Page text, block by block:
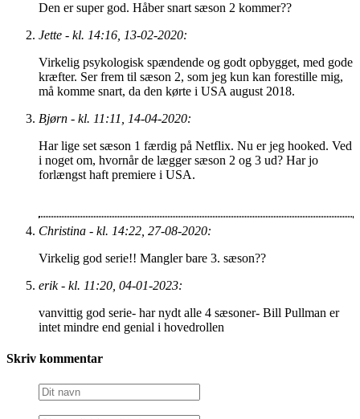
Den er super god. Håber snart sæson 2 kommer??
Jette - kl. 14:16, 13-02-2020:
Virkelig psykologisk spændende og godt opbygget, med gode
kræfter. Ser frem til sæson 2, som jeg kun kan forestille mig,
må komme snart, da den kørte i USA august 2018.
Bjørn - kl. 11:11, 14-04-2020:
Har lige set sæson 1 færdig på Netflix. Nu er jeg hooked. Ved
i noget om, hvornår de lægger sæson 2 og 3 ud? Har jo
forlængst haft premiere i USA.
Christina - kl. 14:22, 27-08-2020:
Virkelig god serie!! Mangler bare 3. sæson??
erik - kl. 11:20, 04-01-2023:
vanvittig god serie- har nydt alle 4 sæsoner- Bill Pullman er
intet mindre end genial i hovedrollen
Skriv kommentar